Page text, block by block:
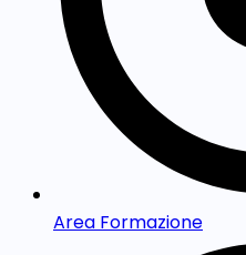
Area Formazione